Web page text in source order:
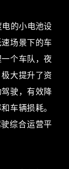
的小电池设
场景下的车
个车队，夜
大提升了资
驶，有效降
车辆损耗。
综合运营平